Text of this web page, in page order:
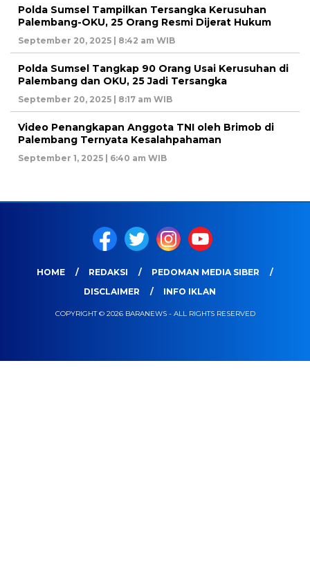
Polda Sumsel Tampilkan Tersangka Kerusuhan
Palembang-OKU, 25 Orang Resmi Dijerat Hukum
September 20, 2025 | 8:42 am WIB
Polda Sumsel Tangkap 90 Orang Usai Kerusuhan di
Palembang dan OKU, 25 Jadi Tersangka
September 20, 2025 | 8:17 am WIB
Video Penangkapan Anggota TNI oleh Brimob di
Palembang Ternyata Kesalahpahaman
September 1, 2025 | 6:40 am WIB
HOME REDAKSI
PEDOMAN MEDIA SIBER
DISCLAIMER
INFO IKLAN
COPYRIGHT © 2026 BARANEWS - ALL RIGHTS RESERVED